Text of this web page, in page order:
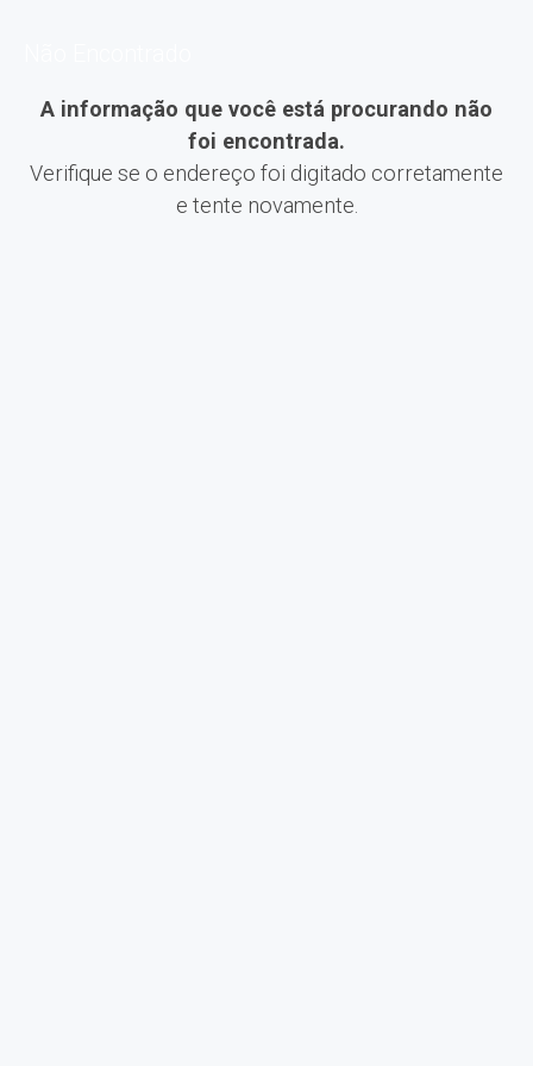
A informação que você está procurando não
foi encontrada.
Verifique se o endereço foi digitado corretamente
e tente novamente.